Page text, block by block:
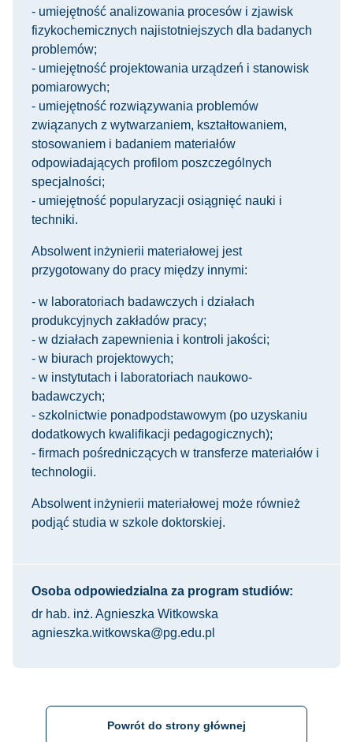
- umiejętność analizowania procesów i zjawisk
fizykochemicznych najistotniejszych dla badanych
problemów;
- umiejętność projektowania urządzeń i stanowisk
pomiarowych;
- umiejętność rozwiązywania problemów
związanych z wytwarzaniem, kształtowaniem,
stosowaniem i badaniem materiałów
odpowiadających profilom poszczególnych
specjalności;
- umiejętność popularyzacji osiągnięć nauki i
techniki.
Absolwent inżynierii materiałowej jest
przygotowany do pracy między innymi:
- w laboratoriach badawczych i działach
produkcyjnych zakładów pracy;
- w działach zapewnienia i kontroli jakości;
- w biurach projektowych;
- w instytutach i laboratoriach naukowo-
badawczych;
- szkolnictwie ponadpodstawowym (po uzyskaniu
dodatkowych kwalifikacji pedagogicznych);
- firmach pośredniczących w transferze materiałów i
technologii.
Absolwent inżynierii materiałowej może również
podjąć studia w szkole doktorskiej.
Osoba odpowiedzialna za program studiów:
dr hab. inż. Agnieszka Witkowska
agnieszka.witkowska@pg.edu.pl
Powrót do strony głównej